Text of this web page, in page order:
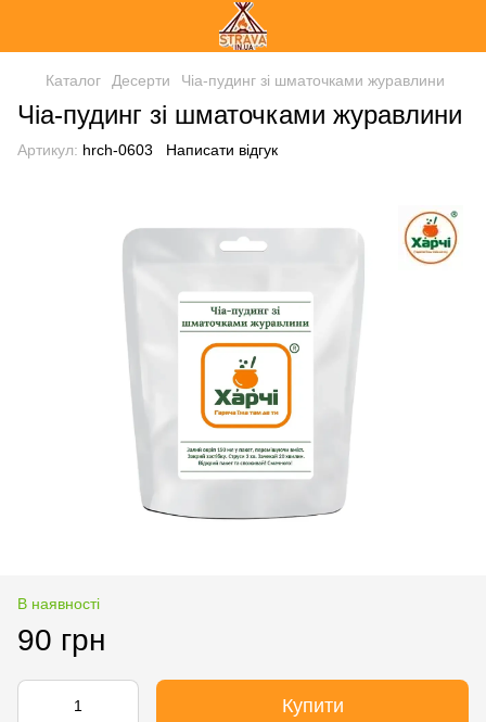
Каталог Десерти Чіа-пудинг зі шматочками журавлини
Чіа-пудинг зі шматочками журавлини
Артикул: hrch-0603 Написати відгук
В наявності
90 грн
Купити